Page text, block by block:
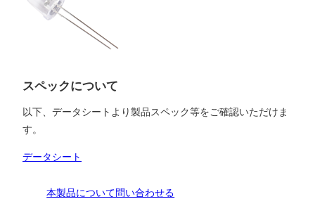
スペックについて
以下、データシートより製品スペック等をご確認いただけま
す。
データシート
本製品について問い合わせる